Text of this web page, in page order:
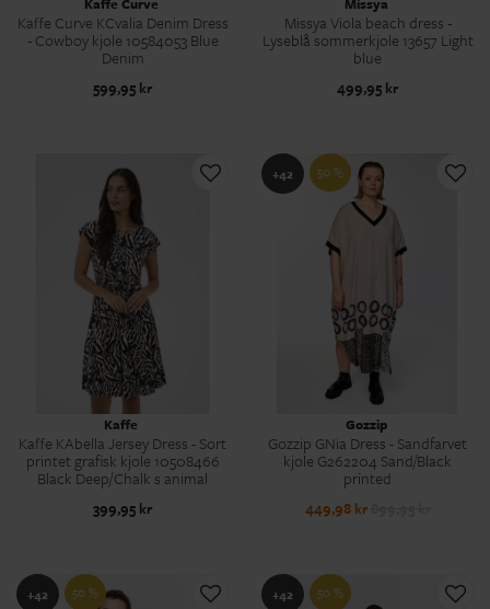
Kaffe Curve KCvalia Denim Dress
- Cowboy kjole 10584053 Blue
Denim
599,95 kr
Missya Viola beach dress -
Lyseblå sommerkjole 13657 Light
blue
499,95 kr
Kaffe
Kaffe KAbella Jersey Dress - Sort
printet grafisk kjole 10508466
Black Deep/Chalk s animal
399,95 kr
+42 50 %
Gozzip
Gozzip GNia Dress - Sandfarvet
kjole G262204 Sand/Black
printed
449,98 kr
+42 50 % +42 50 %